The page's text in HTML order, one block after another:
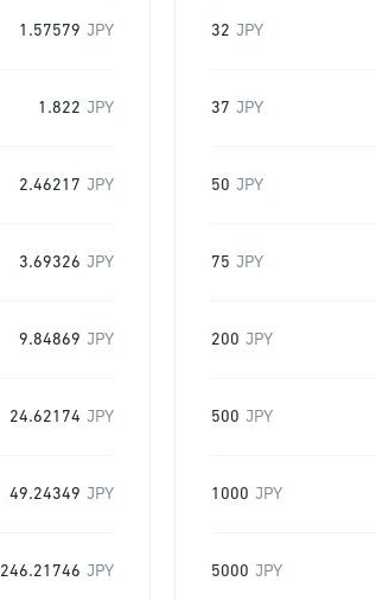
1.57579 JPY
1.822 JPY
2.46217 JPY
3.69326 JPY
9.84869 JPY
24.62174 JPY
49.24349 JPY
246.21746 JPY
32 JPY
37 JPY
50 JPY
75 JPY
200 JPY
500 JPY
1000 JPY
5000 JPY